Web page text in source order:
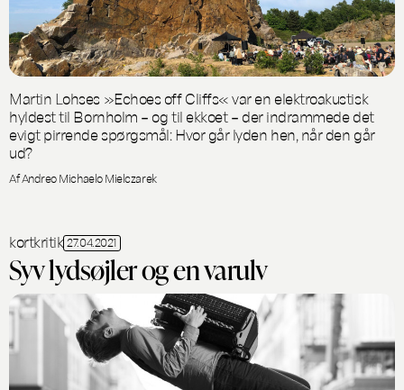
Martin Lohses »Echoes off Cliffs« var en elektroakustisk
hyldest til Bornholm – og til ekkoet – der indrammede det
evigt pirrende spørgsmål: Hvor går lyden hen, når den går
ud?
Af Andreo Michaelo Mielczarek
kortkritik 27.04.2021
Syv lydsøjler og en varulv